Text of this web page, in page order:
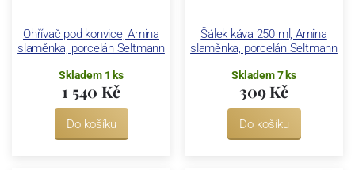
Ohřívač pod konvice, Amina
slaměnka, porcelán Seltmann
Skladem 1 ks
1 540 Kč
Do košíku
Šálek káva 250 ml, Amina
slaměnka, porcelán Seltmann
Skladem 7 ks
309 Kč
Do košíku